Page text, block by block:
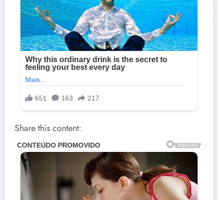
Share this content: